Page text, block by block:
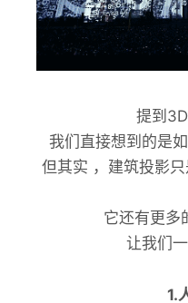
提到
我们直接想到的是
但其实 ，建筑投影
它还有更多
让我们
1.